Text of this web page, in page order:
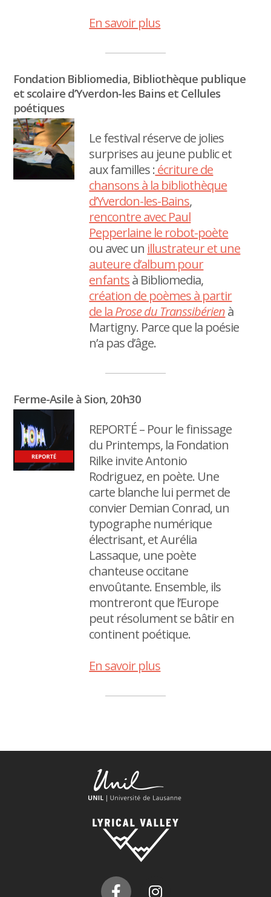
En savoir plus
Fondation Bibliomedia, Bibliothèque publique
et scolaire d’Yverdon-les Bains et Cellules
poétiques
Le festival réserve de jolies
surprises au jeune public et
aux familles : écriture de
chansons à la bibliothèque
d’Yverdon-les-Bains,
rencontre avec Paul
Pepperlaine le robot-poète
ou avec un illustrateur et une
auteure d’album pour
enfantsà Bibliomedia,
création de poèmes à partir
de laProse du Transsibérienà
Martigny. Parce que la poésie
n’a pas d’âge.
Ferme-Asile à Sion, 20h30
REPORTÉ – Pour le finissage
du Printemps, la Fondation
Rilke invite Antonio
Rodriguez, en poète. Une
carte blanche lui permet de
convier Demian Conrad, un
typographe numérique
électrisant, et Aurélia
Lassaque, une poète
chanteuse occitane
envoûtante. Ensemble, ils
montreront que l’Europe
peut résolument se bâtir en
continent poétique.
En savoir plus